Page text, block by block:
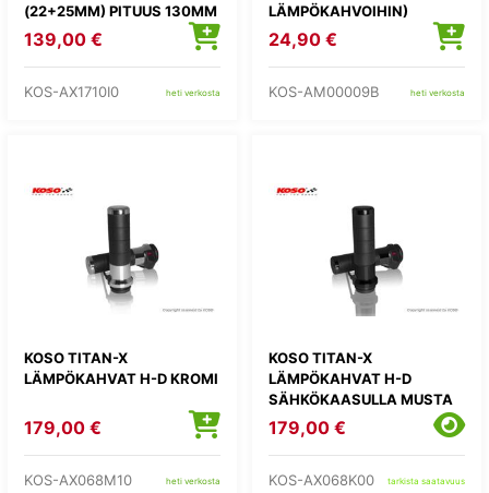
(22+25MM) PITUUS 130MM
139,00 €
KOS-AX1710I0 heti verkosta
LÄMPÖKAHVOIHIN)
24,90 €
KOS-AM00009B heti verkosta
KOSO TITAN-X
LÄMPÖKAHVAT H-D KROMI
179,00 €
KOS-AX068M10 heti verkosta
KOSO TITAN-X
LÄMPÖKAHVAT H-D
SÄHKÖKAASULLA MUSTA
179,00 €
KOS-AX068K00 tarkista saatavuus